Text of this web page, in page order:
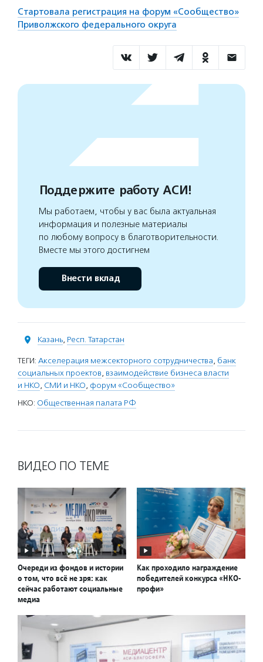
Стартовала регистрация на форум «Сообщество»
Приволжского федерального округа
Поддержите работу АСИ!
Мы работаем, чтобы у вас была актуальная
информация и полезные материалы
по любому вопросу в благотворительности.
Вместе мы этого достигнем
Внести вклад
Казань, Респ. Татарстан
ТЕГИ: Акселерация межсекторного сотрудничества, банк
социальных проектов, взаимодействие бизнеса власти
и НКО, СМИ и НКО, форум «Сообщество»
НКО: Общественная палата РФ
ВИДЕО ПО ТЕМЕ
Очереди из фондов и истории
о том, что всё не зря: как
сейчас работают социальные
медиа
Как проходило награждение
победителей конкурса «НКО-
профи»